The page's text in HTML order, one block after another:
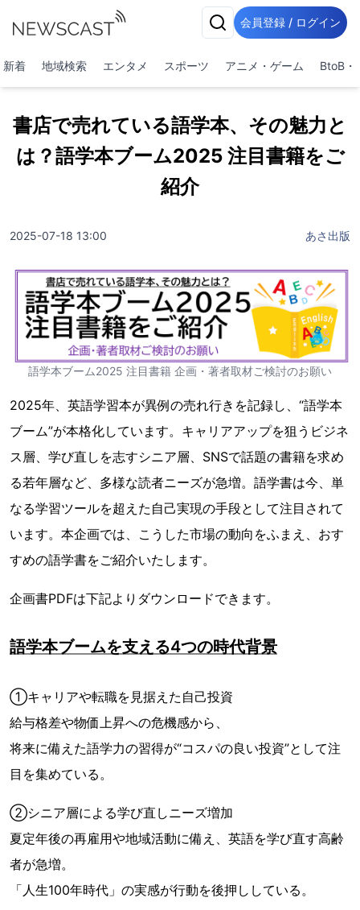
会員登録 / ログイン
新着 地域検索 エンタメ スポーツ アニメ・ゲーム BtoB・
書店で売れている語学本、その魅力と
は？語学本ブーム2025 注目書籍をご
紹介
2025-07-18 13:00 あさ出版
語学本ブーム2025 注目書籍 企画・著者取材ご検討のお願い
2025年、英語学習本が異例の売れ行きを記録し、“語学本
ブーム”が本格化しています。キャリアアップを狙うビジネ
ス層、学び直しを志すシニア層、SNSで話題の書籍を求め
る若年層など、多様な読者ニーズが急増。語学書は今、単
なる学習ツールを超えた自己実現の手段として注目されて
います。本企画では、こうした市場の動向をふまえ、おす
すめの語学書をご紹介いたします。
企画書PDFは下記よりダウンロードできます。
語学本ブームを支える4つの時代背景
①キャリアや転職を見据えた自己投資
給与格差や物価上昇への危機感から、
将来に備えた語学力の習得が“コスパの良い投資”として注
目を集めている。
②シニア層による学び直しニーズ増加
夏定年後の再雇用や地域活動に備え、英語を学び直す高齢
者が急増。
「人生100年時代」の実感が行動を後押ししている。